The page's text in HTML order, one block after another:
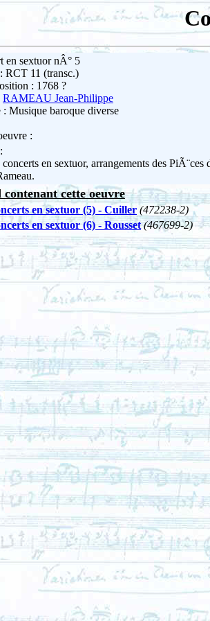
en sextuor nÂ° 5
RCT 11 (transc.)
: 1768 ?
RAMEAU Jean-Philippe
Musique baroque diverse
:
en sextuor, arrangements des
contenant cette oeuvre
en sextuor (5) - Cuiller (472238-2)
en sextuor (6) - Rousset (467699-2)